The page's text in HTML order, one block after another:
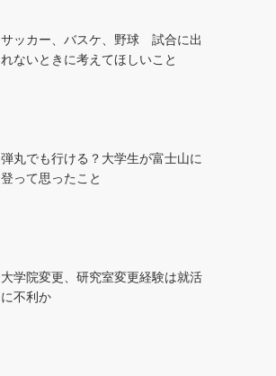
サッカー、バスケ、野球 試合に出
れないときに考えてほしいこと
弾丸でも行ける？大学生が富士山に
登って思ったこと
大学院変更、研究室変更経験は就活
に不利か